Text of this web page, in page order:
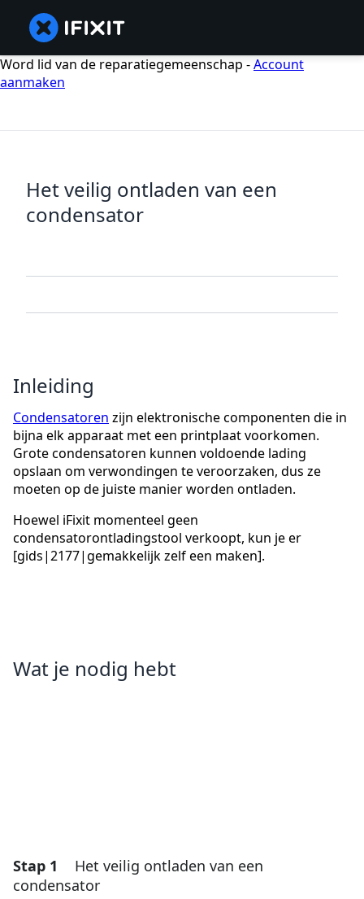
Word lid van de reparatiegemeenschap -Account
aanmaken
Het veilig ontladen van een
condensator
Inleiding
Condensatoren zijn elektronische componenten die in
bijna elk apparaat met een printplaat voorkomen.
Grote condensatoren kunnen voldoende lading
opslaan om verwondingen te veroorzaken, dus ze
moeten op de juiste manier worden ontladen.
Hoewel iFixit momenteel geen
condensatorontladingstool verkoopt, kun je er
[gids|2177|gemakkelijk zelf een maken].
Wat je nodig hebt
Stap 1
Het veilig ontladen van een
condensator